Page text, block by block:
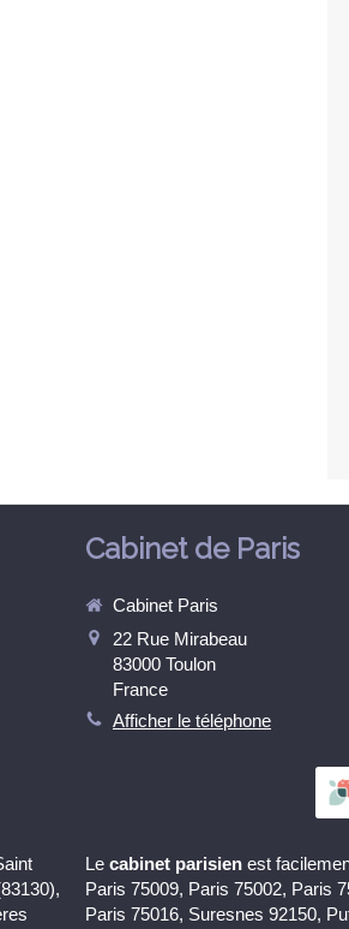
Cabinet de Paris
Cabinet Paris
22 Rue Mirabeau
83000 Toulon
France
Afficher le téléphone
Le cabinet parisien est
Paris 75009, Paris 75002, Paris
Paris 75016, Suresnes 92150,